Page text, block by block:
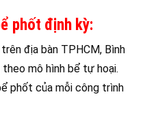
phốt định kỳ:
địa bàn TPHCM, Bình
mô hình bể tự hoại.
phốt của mỗi công trình